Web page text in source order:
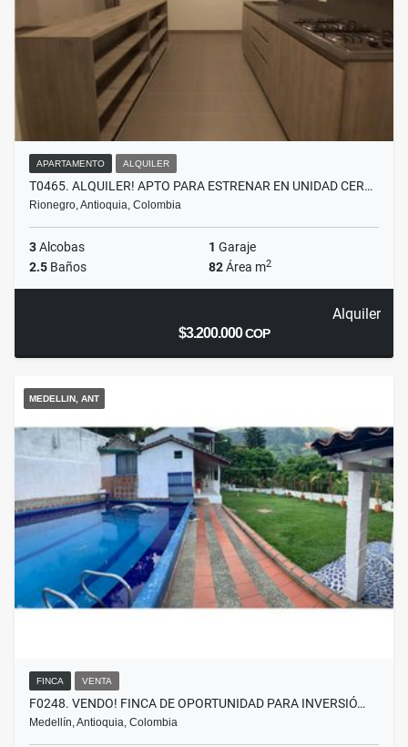
APARTAMENTO ALQUILER
T0465. ALQUILER! APTO PARA ESTRENAR EN UNIDAD CER…
Rionegro, Antioquia, Colombia
3Alcobas 1 Garaje
2.5 Baños 82Área m2
Alquiler
$3.200.000COP
MEDELLIN, ANT
FINCA VENTA
F0248. VENDO! FINCA DE OPORTUNIDAD PARA INVERSIÓ…
Medellín, Antioquia, Colombia